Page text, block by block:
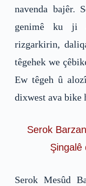
navenda bajêr.
genimê ku ji
rizgarkirin,
têgehek we
Ew têgeh û
dixwest ava bike
Serok
Şingalê
Serok Mesûd